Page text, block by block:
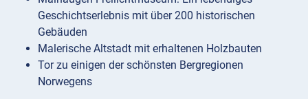
Geschichtserlebnis mit über 200 historischen
Gebäuden
Malerische Altstadt mit erhaltenen Holzbauten
Tor zu einigen der schönsten Bergregionen
Norwegens